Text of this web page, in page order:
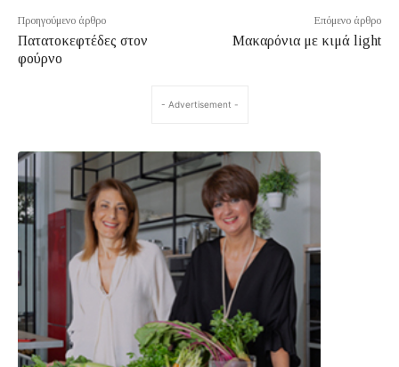
Προηγούμενο άρθρο
Πατατοκεφτέδες στον
φούρνο
Επόμενο άρθρο
Μακαρόνια με κιμά light
- Advertisement -